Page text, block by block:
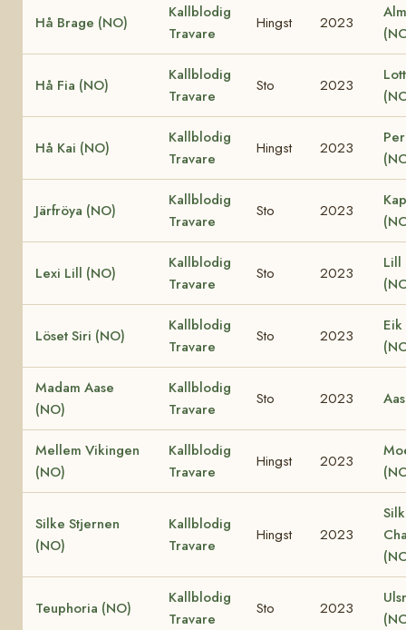
Hå Brage (NO)
Kallblodig
Travare
Hingst 2023
Hå Fia (NO)
Kallblodig
Travare
Sto 2023
Hå Kai (NO)
Kallblodig
Travare
Hingst 2023
Järfröya (NO)
Kallblodig
Travare
Sto 2023
Lexi Lill (NO)
Kallblodig
Travare
Sto 2023
Lill
Löset Siri (NO)
Kallblodig
Travare
Sto 2023
Madam Aase
(NO)
Kallblodig
Travare
Sto 2023
Mellem Vikingen
(NO)
Kallblodig
Travare
Hingst 2023
Silke Stjernen
(NO)
Kallblodig
Travare
Hingst 2023
Teuphoria (NO)
Kallblodig
Travare
Sto 2023